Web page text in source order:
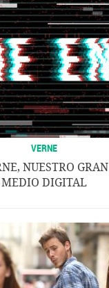
VERNE
NUESTRO GRAN
MEDIO DIGITAL